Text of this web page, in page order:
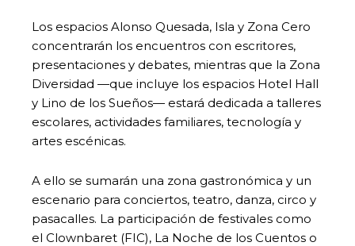
Los espacios Alonso Quesada, Isla y Zona Cero
concentrarán los encuentros con escritores,
presentaciones y debates, mientras que la Zona
Diversidad —que incluye los espacios Hotel Hall
y Lino de los Sueños— estará dedicada a talleres
escolares, actividades familiares, tecnología y
artes escénicas.
A ello se sumarán una zona gastronómica y un
escenario para conciertos, teatro, danza, circo y
pasacalles. La participación de festivales como
el Clownbaret (FIC), La Noche de los Cuentos o